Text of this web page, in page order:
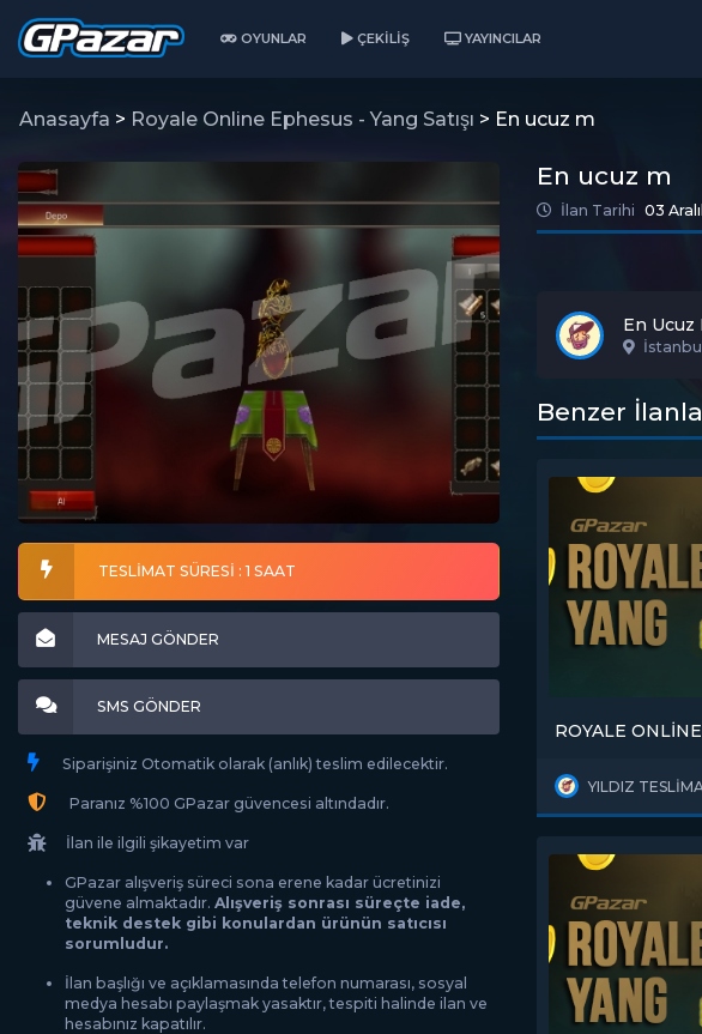
OYUNLAR ÇEKILIŞ YAYINCILAR
Anasayfa > Royale Online Ephesus - Yang Satışı > En ucuz m
TESLİMAT SÜRESİ : 1 SAAT
MESAJ GÖNDER
SMS GÖNDER
Siparişiniz Otomatik olarak (anlık) teslim edilecektir.
Paranız %100 GPazar güvencesi altındadır.
İlan ile ilgili şikayetim var
GPazar alışveriş süreci sona erene kadar ücretinizi
güvene almaktadır. Alışveriş sonrası süreçte iade,
teknik destek gibi konulardan ürünün satıcısı
sorumludur.
İlan başlığı ve açıklamasında telefon numarası, sosyal
medya hesabı paylaşmak yasaktır, tespiti halinde ilan ve
hesabınız kapatılır.
En ucuz m
İlan Tarihi 03
En Ucuz
Benzer
ROYALE
YILDIZ